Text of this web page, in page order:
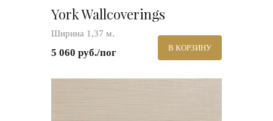
York Wallcoverings
Ширина 1,37 м.
5 060 руб./пог В КОРЗИНУ